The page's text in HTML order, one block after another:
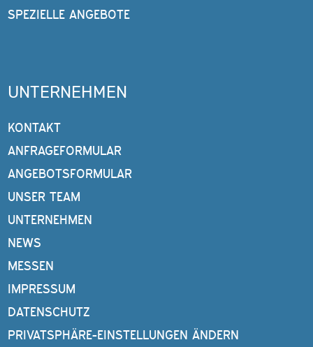
SPEZIELLE ANGEBOTE
UNTERNEHMEN
KONTAKT
ANFRAGEFORMULAR
ANGEBOTSFORMULAR
UNSER TEAM
UNTERNEHMEN
NEWS
MESSEN
IMPRESSUM
DATENSCHUTZ
PRIVATSPHÄRE-EINSTELLUNGEN ÄNDERN